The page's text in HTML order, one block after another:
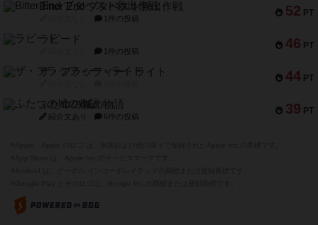
52 PT
Bitter End ブタペスト救出作戦
1件の投稿
46 PT
ラピード
1件の投稿
44 PT
ザ・フラッフィー・ライト
39 PT
ふたつの城の物語
紹介文あり 6件の投稿